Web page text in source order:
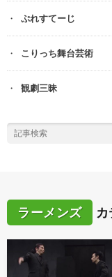
ぷれすてーじ
こりっち舞台芸術
観劇三昧
ラーメンズ